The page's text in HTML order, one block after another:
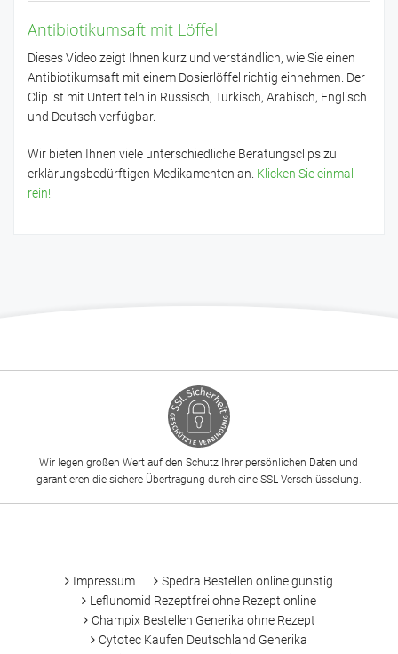
Antibiotikumsaft mit Löffel
Dieses Video zeigt Ihnen kurz und verständlich, wie Sie einen
Antibiotikumsaft mit einem Dosierlöffel richtig einnehmen. Der
Clip ist mit Untertiteln in Russisch, Türkisch, Arabisch, Englisch
und Deutsch verfügbar.
Wir bieten Ihnen viele unterschiedliche Beratungsclips zu
erklärungsbedürftigen Medikamenten an. Klicken Sie einmal
rein!
Wir legen großen Wert auf den Schutz Ihrer persönlichen Daten und
garantieren die sichere Übertragung durch eine SSL-Verschlüsselung.
Impressum
Spedra Bestellen online günstig
Leflunomid Rezeptfrei ohne Rezept online
Champix Bestellen Generika ohne Rezept
Cytotec Kaufen Deutschland Generika